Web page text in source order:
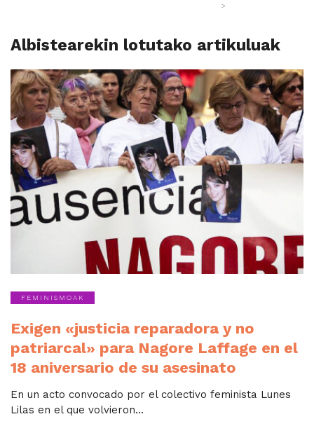
>
Albistearekin lotutako artikuluak
FEMINISMOAK
Exigen «justicia reparadora y no
patriarcal» para Nagore Laffage en el
18 aniversario de su asesinato
En un acto convocado por el colectivo feminista Lunes
Lilas en el que volvieron...